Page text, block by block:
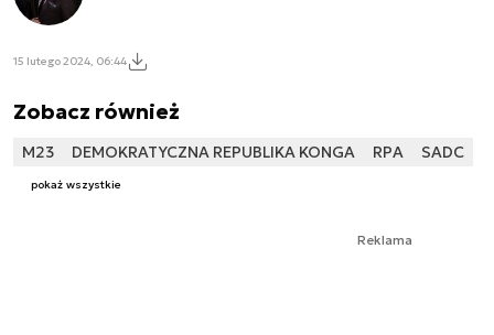
15 lutego 2024, 06:44
Zobacz również
M23 DEMOKRATYCZNA REPUBLIKA KONGA RPA SADC
pokaż wszystkie
Reklama